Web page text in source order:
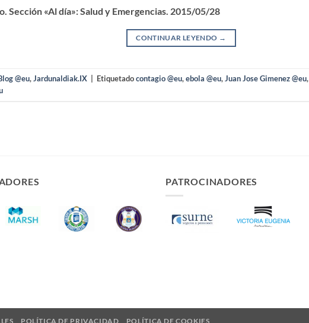
Sección «Al día»: Salud y Emergencias. 2015/05/28
CONTINUAR LEYENDO →
@eu,Jardunaldiak.IX Etiquetadocontagio @eu,ebola @eu,Juan Jose Gimenez @eu,
PATROCINADORES
POLÍTICA DE PRIVACIDAD POLÍTICA DE COOKIES